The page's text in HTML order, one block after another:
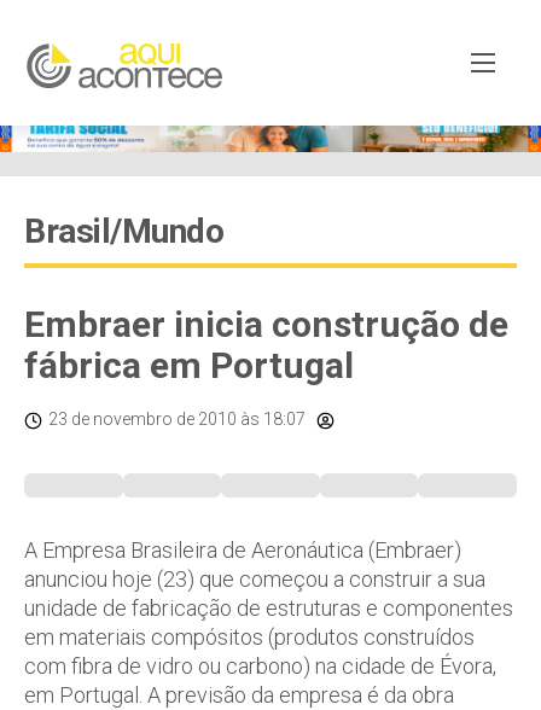
Brasil/Mundo
Embraer inicia construção de
fábrica em Portugal
23 de novembro de 2010 às 18:07
A Empresa Brasileira de Aeronáutica (Embraer)
anunciou hoje (23) que começou a construir a sua
unidade de fabricação de estruturas e componentes
em materiais compósitos (produtos construídos
com fibra de vidro ou carbono) na cidade de Évora,
em Portugal. A previsão da empresa é da obra